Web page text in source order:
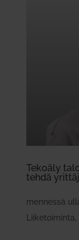
Tekoäly
tehdä
mennessä
Liiketoiminta,